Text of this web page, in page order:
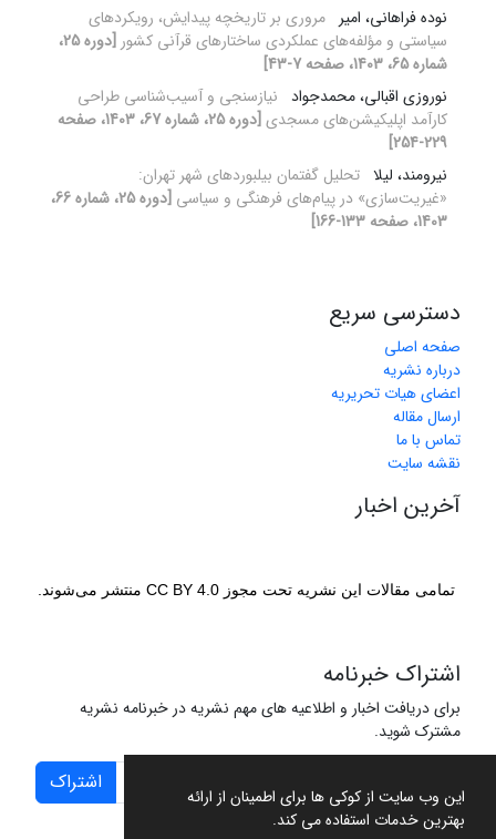
این وب سایت از کوکی ها برای اطمینان از ارائه
بهترین خدمات استفاده می کند.
نوده فراهانی، امیر مروری بر تاریخچه پیدایش، رویکردهای
سیاستی و مؤلفه‌های عملکردی ساختارهای قرآنی کشور
[دوره 25،
شماره 65، 1403، صفحه 7-43]
نوروزی اقبالی، محمدجواد نیازسنجی و آسیب‌شناسی طراحی
کارآمد اپلیکیشن‌های مسجدی
[دوره 25، شماره 67، 1403، صفحه
229-254]
نیرومند، لیلا تحلیل گفتمان بیلبوردهای شهر تهران:
«غیریت‌سازی» در پیام‌های فرهنگی و سیاسی
[دوره 25، شماره 66،
1403، صفحه 133-166]
دسترسی سریع
صفحه اصلی
درباره نشریه
اعضای هیات تحریریه
ارسال مقاله
تماس با ما
نقشه سایت
آخرین اخبار
تمامی مقالات این نشریه تحت مجوز CC BY 4.0 منتشر می‌شوند.
اشتراک خبرنامه
برای دریافت اخبار و اطلاعیه های مهم نشریه در خبرنامه نشریه
مشترک شوید.
اشتراک